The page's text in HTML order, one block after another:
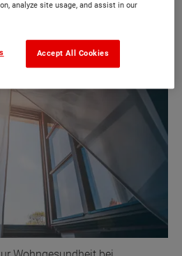
Passivhaus
analyze site usage, and assist in our
Accept All Cookies